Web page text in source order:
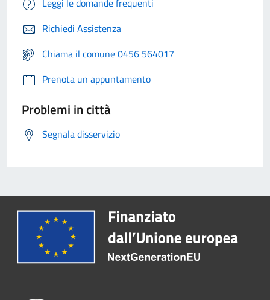
Leggi le domande frequenti
Richiedi Assistenza
Chiama il comune 0456 564017
Prenota un appuntamento
Problemi in città
Segnala disservizio